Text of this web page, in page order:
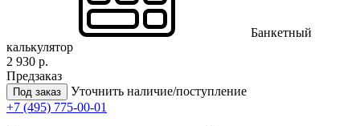
Банкетный
калькулятор
2 930 р.
Предзаказ
Под заказ
Уточнить наличие/поступление
+7 (495) 775-00-01